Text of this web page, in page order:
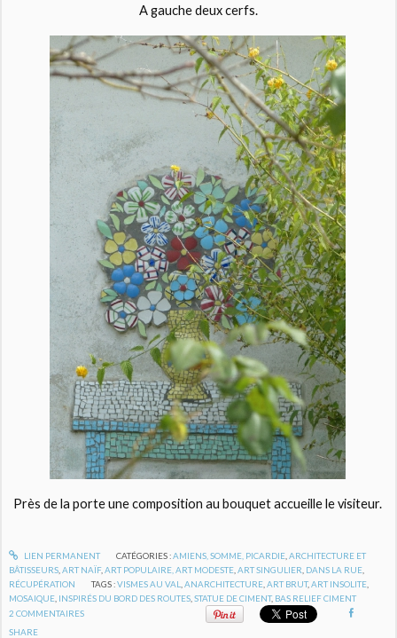
A gauche deux cerfs.
Près de la porte une composition au bouquet accueille le visiteur.
LIEN PERMANENT CATÉGORIES :AMIENS, SOMME, PICARDIE, ARCHITECTURE ET
BÂTISSEURS ,ART NAÏF,ART POPULAIRE, ART MODESTE ,ART SINGULIER DANS LA RUE
RÉCUPÉRATION
TAGS :VISMES AU VAL ,ANARCHITECTURE ,ART BRUT,ART INSOLITE
MOSAIQUE INSPIRÉS DU BORD DES ROUTES ,STATUE DE CIMENT, BAS RELIEF CIMENT
2 COMMENTAIRES
SHARE